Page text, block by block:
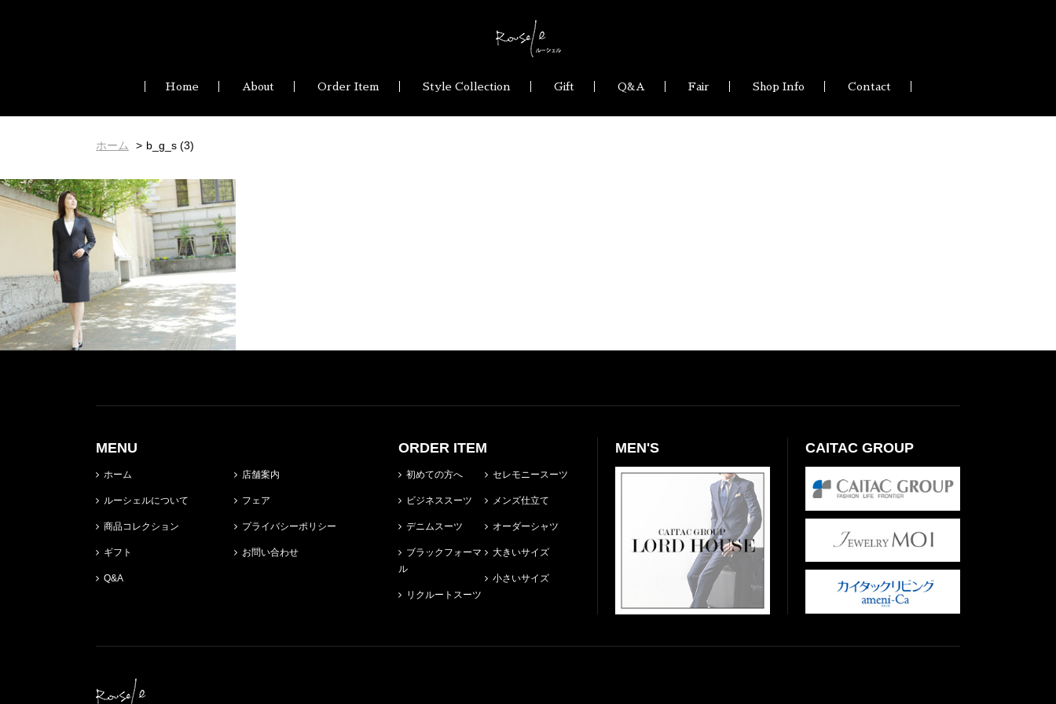
Home About Order Item Style Collection Gift Q&A Fair Shop Info Contact
ホーム b_g_s (3)
MENU
ホーム
ルーシェルについて
商品コレクション
ギフト
Q&A
店舗案内
フェア
プライバシーポリシー
お問い合わせ
ORDER ITEM
初めての方へ
ビジネススーツ
デニムスーツ
ブラックフォーマ
ル
リクルートスーツ
セレモニースーツ
メンズ仕立て
オーダーシャツ
大きいサイズ
小さいサイズ
MEN'S CAITAC GROUP